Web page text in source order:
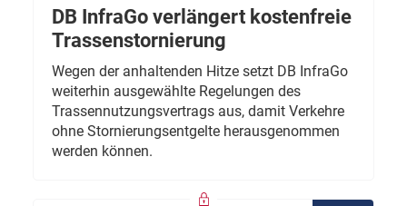
DB InfraGo verlängert kostenfreie
Trassenstornierung
Wegen der anhaltenden Hitze setzt DB InfraGo
weiterhin ausgewählte Regelungen des
Trassennutzungsvertrags aus, damit Verkehre
ohne Stornierungsentgelte herausgenommen
werden können.